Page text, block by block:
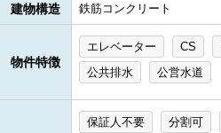
建物構造 鉄筋コンクリート
物件特徴
エレベーター CS
公共排水
公営水道
保証人不要 分割可